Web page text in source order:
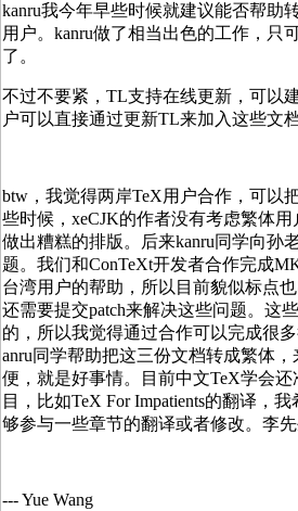
kanru我今年早些时候就建议能否帮助
用户。kanru做了相当出色的工作，只
了。
不过不要紧，TL支持在线更新，可以
户可以直接通过更新TL来加入这些文档
btw，我觉得两岸TeX用户合作，可以
些时候，xeCJK的作者没有考虑繁体
做出糟糕的排版。后来kanru同学向孙
题。我们和ConTeXt开发者合作完成
台湾用户的帮助，所以目前貌似标点
还需要提交patch来解决这些问题。这
的，所以我觉得通过合作可以完成很
anru同学帮助把这三份文档转成繁体
便，就是好事情。目前中文TeX学会
目，比如TeX For Impatients的翻译，
够参与一些章节的翻译或者修改。李
--- Yue Wang